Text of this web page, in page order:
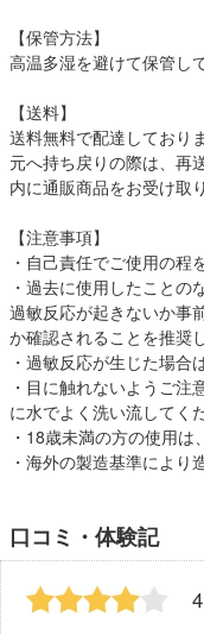
【保管方法】
高温多湿を避けて保管し
【送料】
送料無料で配達しており
元へ持ち戻りの際は、再
内に通販商品をお受け取
【注意事項】
・自己責任でご使用の程
・過去に使用したことの
過敏反応が起きないか事
か確認されることを推奨
・過敏反応が生じた場合
・目に触れないようご
に水でよく洗い流してく
・18歳未満の方の使用は
・海外の製造基準により
口コミ・体験記